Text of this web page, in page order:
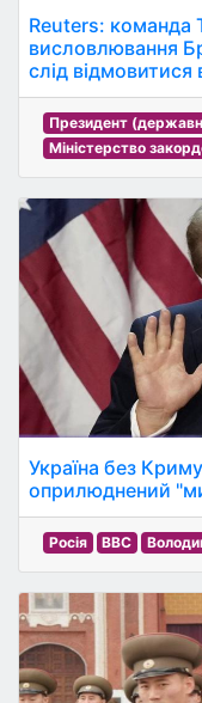
Reuters: команда
висловлювання
слід відмовитися
Президент
Міністерство
Україна без
оприлюднений
Росія BBC